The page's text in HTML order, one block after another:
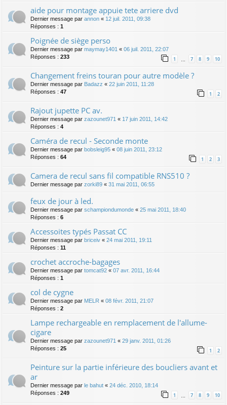
aide pour montage appuie tete arriere dvd
Dernier message par annon « 12 juil. 2011, 09:38
Réponses : 1
Poignée de siège perso
Dernier message par maymay1401 « 06 juil. 2011, 22:07
Réponses : 233 1 7 8 9 10
Changement freins touran pour autre modèle ?
Dernier message par Badazz « 22 juin 2011, 11:28
Réponses : 47 1 2
Rajout jupette PC av.
Dernier message par zazounet971 « 17 juin 2011, 14:42
Réponses : 4
Caméra de recul - Seconde monte
Dernier message par bobsleig95 « 08 juin 2011, 23:12
Réponses : 64 1 2 3
Camera de recul sans fil compatible RNS510 ?
Dernier message par zorki89 « 31 mai 2011, 06:55
feux de jour à led.
Dernier message par schampiondumonde « 25 mai 2011, 18:40
Réponses : 6
Accessoites typés Passat CC
Dernier message par briceiv « 24 mai 2011, 19:11
Réponses : 11
crochet accroche-bagages
Dernier message par tomcat92 « 07 avr. 2011, 16:44
Réponses : 1
col de cygne
Dernier message par MELR « 08 févr. 2011, 21:07
Réponses : 2
Lampe rechargeable en remplacement de l'allume-
cigare
Dernier message par zazounet971 « 29 janv. 2011, 01:26
Réponses : 25 1 2
Peinture sur la partie inférieure des boucliers avant et
ar
Dernier message par le bahut « 24 déc. 2010, 18:14
Réponses : 249 1 … 7 8 9 10